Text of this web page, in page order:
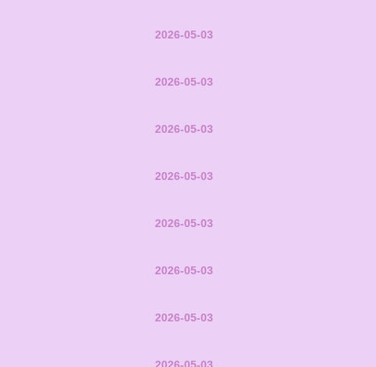
2026-05-03
2026-05-03
2026-05-03
2026-05-03
2026-05-03
2026-05-03
2026-05-03